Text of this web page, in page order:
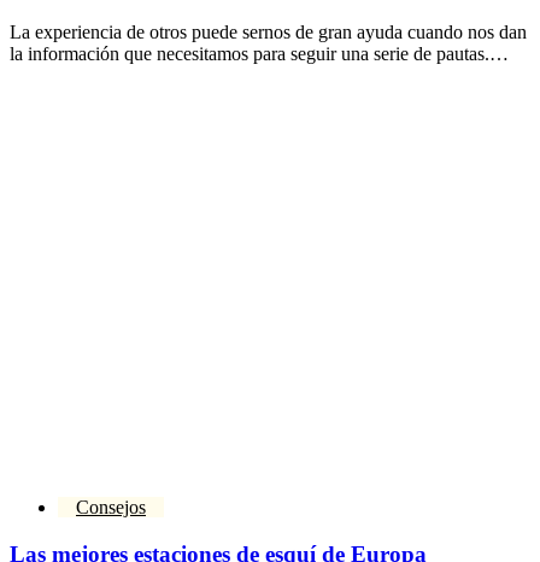
La experiencia de otros puede sernos de gran ayuda cuando nos dan
la información que necesitamos para seguir una serie de pautas.…
Consejos
Las mejores estaciones de esquí de Europa